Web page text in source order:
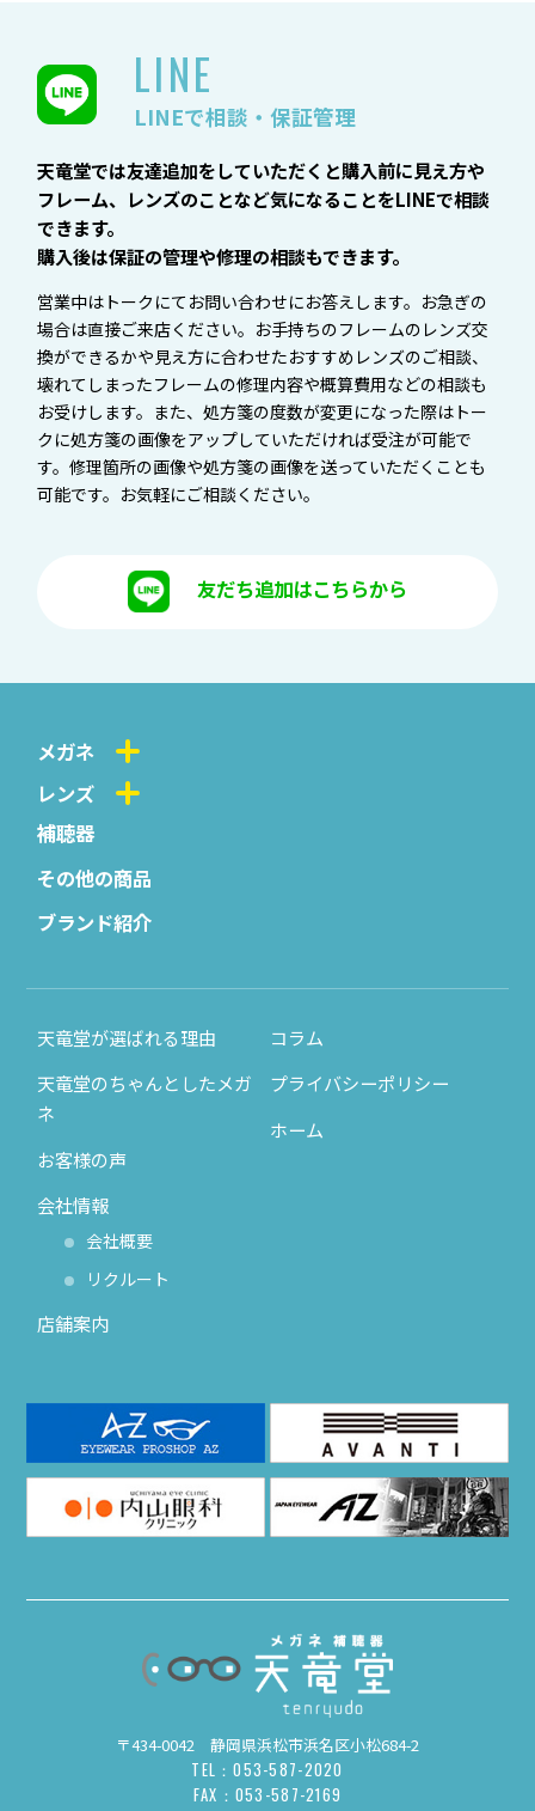
LINE
LINEで相談・保証管理
天竜堂では友達追加をしていただくと購入前に見え方や
フレーム、レンズのことなど気になることをLINEで相談
できます。
購入後は保証の管理や修理の相談もできます。
営業中はトークにてお問い合わせにお答えします。お急ぎの
場合は直接ご来店ください。お手持ちのフレームのレンズ交
換ができるかや見え方に合わせたおすすめレンズのご相談、
壊れてしまったフレームの修理内容や概算費用などの相談も
お受けします。また、処方箋の度数が変更になった際はトー
クに処方箋の画像をアップしていただければ受注が可能で
す。修理箇所の画像や処方箋の画像を送っていただくことも
可能です。お気軽にご相談ください。
友だち追加はこちらから
メガネ
レンズ
補聴器
その他の商品
ブランド紹介
天竜堂が選ばれる理由
天竜堂のちゃんとしたメガ
ネ
お客様の声
会社情報
会社概要
リクルート
店舗案内
コラム
プライバシーポリシー
ホーム
〒434-0042 静岡県浜松市浜名区小松684-2
TEL：053-587-2020
FAX：053-587-2169